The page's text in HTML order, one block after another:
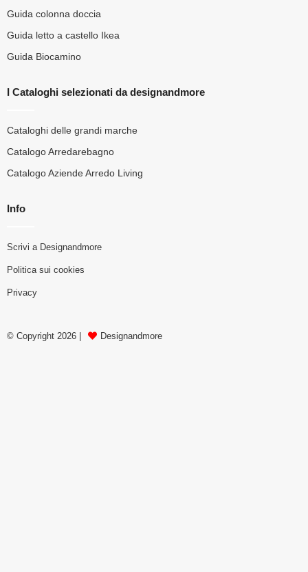
Guida colonna doccia
Guida letto a castello Ikea
Guida Biocamino
I Cataloghi selezionati da designandmore
Cataloghi delle grandi marche
Catalogo Arredarebagno
Catalogo Aziende Arredo Living
Info
Scrivi a Designandmore
Politica sui cookies
Privacy
© Copyright 2026 | Designandmore